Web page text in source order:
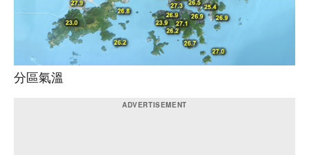
分區氣溫